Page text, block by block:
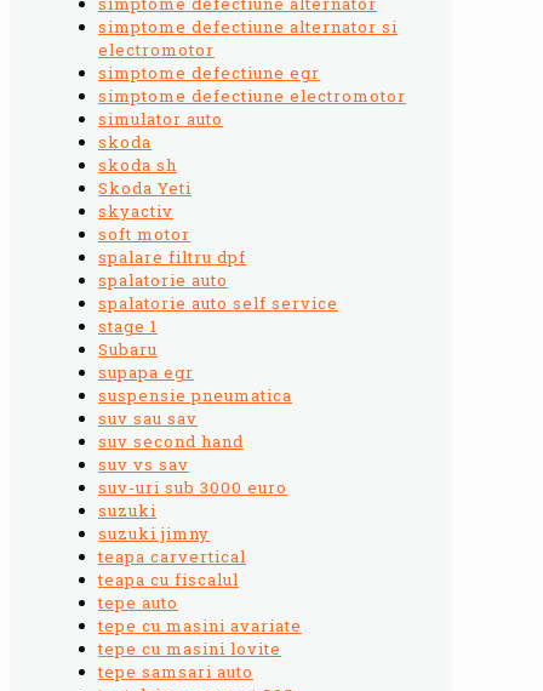
simptome defectiune alternator si
electromotor
simptome defectiune egr
simptome defectiune electromotor
simulator auto
skoda
skoda sh
Skoda Yeti
skyactiv
soft motor
spalare filtru dpf
spalatorie auto
spalatorie auto self service
stage 1
Subaru
supapa egr
suspensie pneumatica
suv sau sav
suv second hand
suv vs sav
suv-uri sub 3000 euro
suzuki
suzuki jimny
teapa carvertical
teapa cu fiscalul
tepe auto
tepe cu masini avariate
tepe cu masini lovite
tepe samsari auto